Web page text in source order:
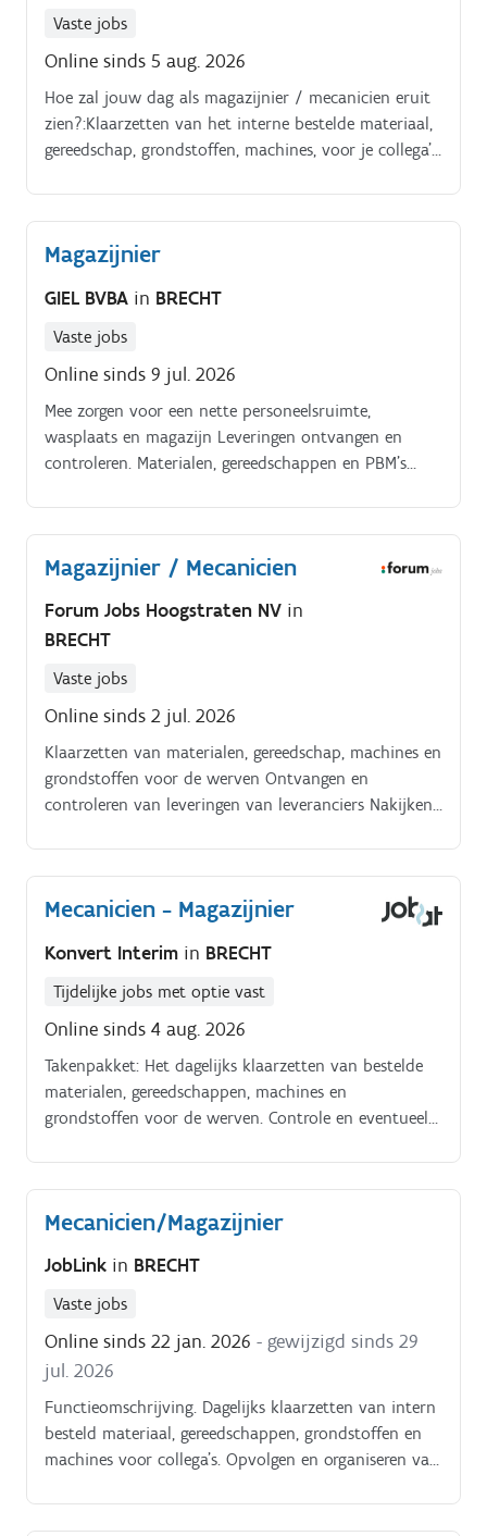
Vaste jobs
Online sinds 5 aug. 2026
Hoe zal jouw dag als magazijnier / mecanicien eruit
zien?:Klaarzetten van het interne bestelde materiaal,
gereedschap, grondstoffen, machines, voor je collega’s.
Magazijnier
GIEL BVBA in BRECHT
Vaste jobs
Online sinds 9 jul. 2026
Mee zorgen voor een nette personeelsruimte,
wasplaats en magazijn Leveringen ontvangen en
controleren. Materialen, gereedschappen en PBM’s
Magazijnier / Mecanicien
Forum Jobs Hoogstraten NV in
BRECHT
Vaste jobs
Online sinds 2 jul. 2026
Klaarzetten van materialen, gereedschap, machines en
grondstoffen voor de werven Ontvangen en
controleren van leveringen van leveranciers Nakijken
gereedschappen (elektrisch, hydraulisch en
pneumatisch) Heftruckwerk en logistieke
dienst voor administratie van bestellingen en
voorraadbeheer Zorgen voor orde, netheid en
Mecanicien - Magazijnier
Konvert Interim in BRECHT
Tijdelijke jobs met optie vast
Online sinds 4 aug. 2026
Takenpakket: Het dagelijks klaarzetten van bestelde
materialen, gereedschappen, machines en
grondstoffen voor de werven. Controle en eventueel
behoort eveneens tot jouw takenpakket.
Mecanicien/Magazijnier
JobLink in BRECHT
Vaste jobs
Online sinds 22 jan. 2026 - gewijzigd sinds 29
jul. 2026
Functieomschrijving. Dagelijks klaarzetten van intern
besteld materiaal, gereedschappen, grondstoffen en
machines voor collega’s. Opvolgen en organiseren van